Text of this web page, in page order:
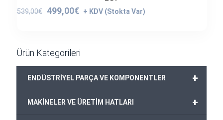
539,00€ Orijinal
499,00€
Şu
Ürün Kategorileri
+
ENDÜSTRİYEL PARÇA VE KOMPONENTLER
+
MAKİNELER VE ÜRETİM HATLARI